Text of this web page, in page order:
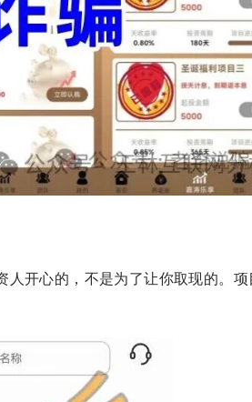
开心的，不是为了让你取现的。